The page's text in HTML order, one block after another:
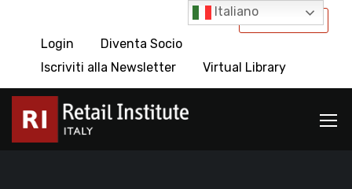
International
Login
Diventa Socio
Iscriviti alla Newsletter
Virtual Library
Italiano